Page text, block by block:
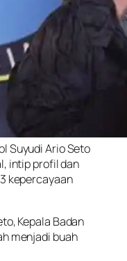
Suyudi Ario Seto
intip profil dan
kepercayaan
Kepala Badan
menjadi buah